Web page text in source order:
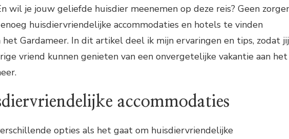
wil je jouw geliefde huisdier meenemen op deze reis? Geen
huisdiervriendelijke accommodaties en hotels te vinden
het Gardameer. In dit artikel deel ik mijn ervaringen en tips, zodat jij
vriend kunnen genieten van een onvergetelijke vakantie aan het
accommodaties
opties als het gaat om huisdiervriendelijke